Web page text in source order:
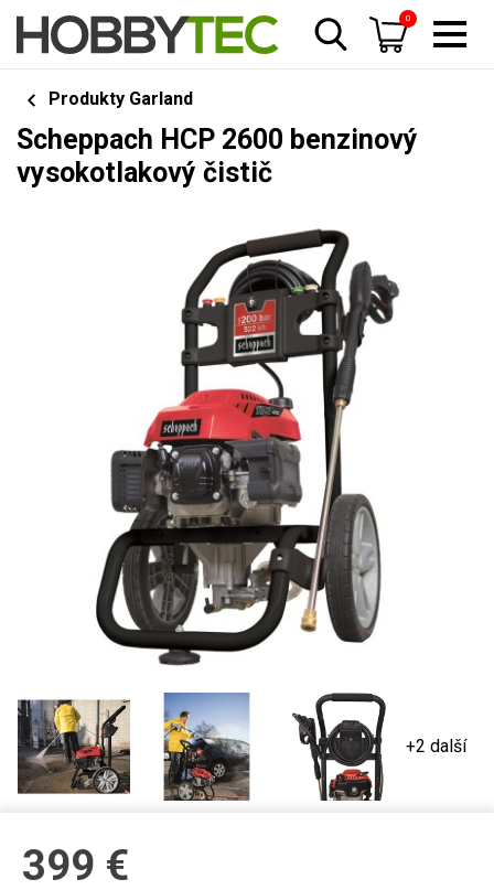
0
Produkty Garland
Scheppach HCP 2600 benzinový
vysokotlakový čistič
+2 další
399 €